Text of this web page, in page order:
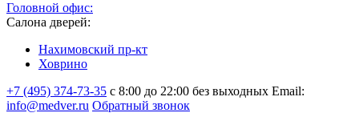
Головной офис:
Салона дверей:
Нахимовский пр-кт
Ховрино
+7 (495) 374-73-35 с 8:00 до 22:00 без выходных Email:
info@medver.ru Обратный звонок